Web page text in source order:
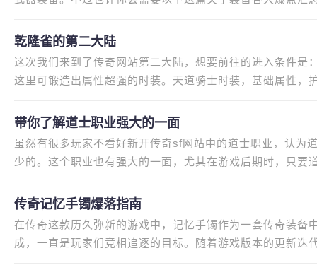
乾隆雀的第二大陆
这次我们来到了传奇网站第二大陆，想要前往的进入条件是
这里可锻造出属性超强的时装。天道骑士时装，基础属性
带你了解道士职业强大的一面
虽然有很多玩家不看好新开传奇sf网站中的道士职业，认为
少的。这个职业也有强大的一面，尤其在游戏后期时，只
传奇记忆手镯爆落指南
在传奇这款历久弥新的游戏中，记忆手镯作为一套传奇装
成，一直是玩家们竞相追逐的目标。随着游戏版本的更新